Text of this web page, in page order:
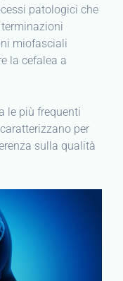
patologici che
terminazioni
miofasciali
la cefalea a
le più frequenti
per
sulla qualità